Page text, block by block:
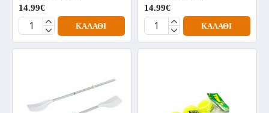
14.99€
ΚΑΛΆΘΙ
14.99€
ΚΑΛΆΘΙ